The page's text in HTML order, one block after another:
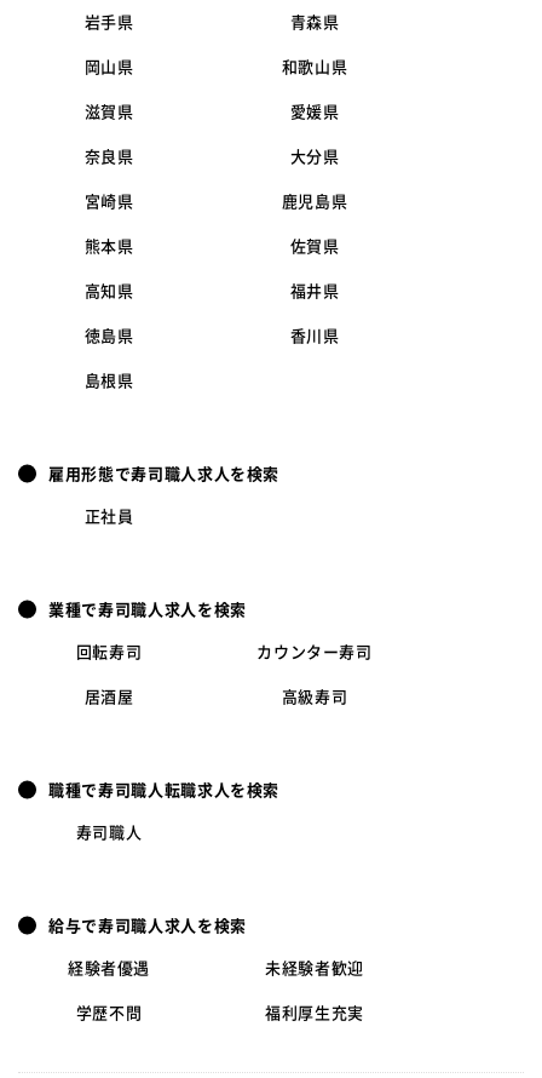
岩手県 青森県
岡山県 和歌山県
滋賀県 愛媛県
奈良県 大分県
宮崎県 鹿児島県
熊本県 佐賀県
高知県 福井県
徳島県 香川県
島根県
雇用形態で寿司職人求人を検索
正社員
業種で寿司職人求人を検索
回転寿司 カウンター寿司
居酒屋 高級寿司
職種で寿司職人転職求人を検索
寿司職人
給与で寿司職人求人を検索
経験者優遇 未経験者歓迎
学歴不問 福利厚生充実